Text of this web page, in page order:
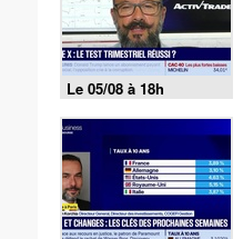
Le 05/08 à 18h